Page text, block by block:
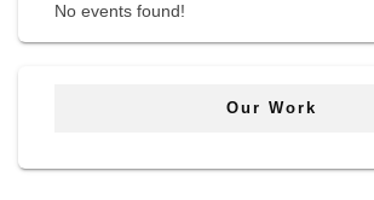
No events found!
Our Work